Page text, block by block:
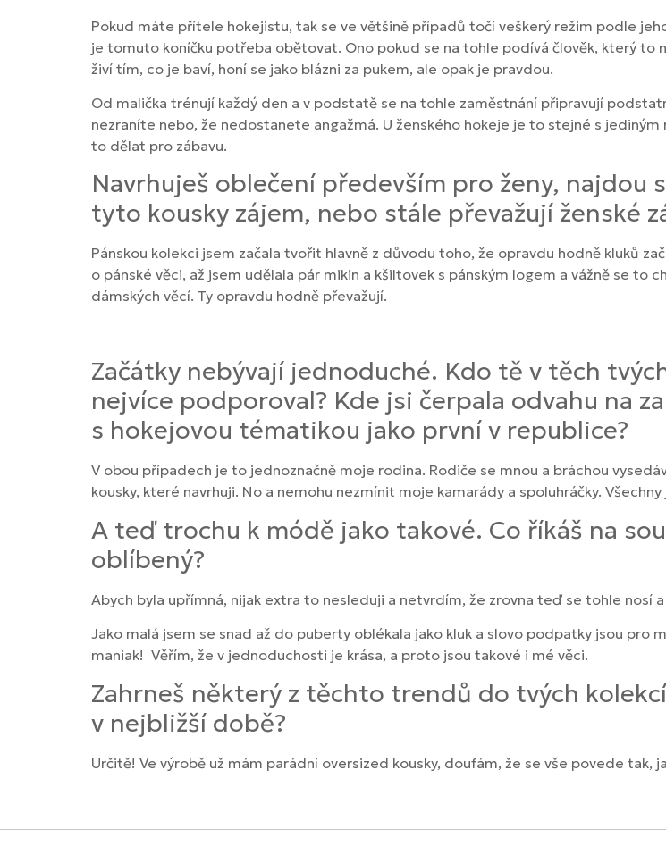
Pokud máte přítele hokejistu, tak se ve většině případů točí veškerý režim podle
je tomuto koníčku potřeba obětovat. Ono pokud se na tohle podívá člověk, který to
živí tím, co je baví, honí se jako blázni za pukem, ale opak je pravdou.
Od malička trénují každý den a v podstatě se na tohle zaměstnání připravují
nezraníte nebo, že nedostanete angažmá. U ženského hokeje je to stejné s
to dělat pro zábavu.
Navrhuješ oblečení především pro ženy, najdou
tyto kousky zájem, nebo stále převažují ženské
Pánskou kolekci jsem začala tvořit hlavně z důvodu toho, že opravdu hodně kluků
o pánské věci, až jsem udělala pár mikin a kšiltovek s pánským logem a vážně se
dámských věcí. Ty opravdu hodně převažují.
Začátky nebývají jednoduché. Kdo tě v těch
nejvíce podporoval? Kde jsi čerpala odvahu na
s hokejovou tématikou jako první v republice?
V obou případech je to jednoznačně moje rodina. Rodiče se mnou a bráchou
kousky, které navrhuji. No a nemohu nezmínit moje kamarády a spoluhráčky.
A teď trochu k módě jako takové. Co říkáš na
oblíbený?
Abych byla upřímná, nijak extra to nesleduji a netvrdím, že zrovna teď se tohle nosí
Jako malá jsem se snad až do puberty oblékala jako kluk a slovo podpatky jsou pro
maniak! Věřím, že v jednoduchosti je krása, a proto jsou takové i mé věci.
Zahrneš některý z těchto trendů do tvých
v nejbližší době?
Určitě! Ve výrobě už mám parádní oversized kousky, doufám, že se vše povede tak,